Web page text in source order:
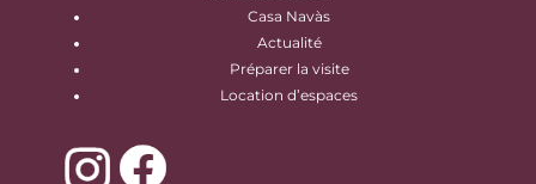
Casa Navàs
Actualité
Préparer la visite
Location d’espaces